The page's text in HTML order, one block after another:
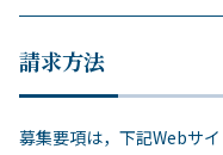
請求方法
募集要項は，下記Webサ